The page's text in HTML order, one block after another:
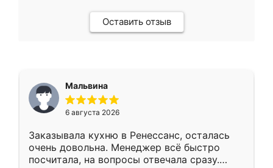
Оставить отзыв
Мальвина
6 августа 2026
Заказывала кухню в Ренессанс, осталась
очень довольна. Менеджер всё быстро
посчитала, на вопросы отвечала сразу.